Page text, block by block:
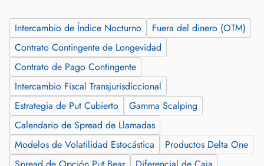
Intercambio de Índice Nocturno
Fuera del dinero (OTM)
Contrato Contingente de Longevidad
Contrato de Pago Contingente
Intercambio Fiscal Transjurisdiccional
Estrategia de Put Cubierto
Gamma Scalping
Calendario de Spread de Llamadas
Modelos de Volatilidad Estocástica
Productos Delta One